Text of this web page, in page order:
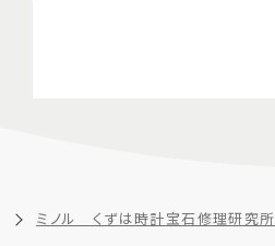
ミノル くずは時計宝石修理研究所